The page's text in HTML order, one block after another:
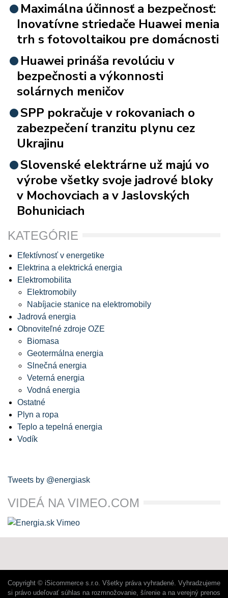
Maximálna účinnosť a bezpečnosť:
Inovatívne striedače Huawei menia
trh s fotovoltaikou pre domácnosti
Huawei prináša revolúciu v
bezpečnosti a výkonnosti
solárnych meničov
SPP pokračuje v rokovaniach o
zabezpečení tranzitu plynu cez
Ukrajinu
Slovenské elektrárne už majú vo
výrobe všetky svoje jadrové bloky
v Mochovciach a v Jaslovských
Bohuniciach
KATEGÓRIE
Efektívnosť v energetike
Elektrina a elektrická energia
Elektromobilita
Elektromobily
Nabíjacie stanice na elektromobily
Jadrová energia
Obnoviteľné zdroje OZE
Biomasa
Geotermálna energia
Slnečná energia
Veterná energia
Vodná energia
Ostatné
Plyn a ropa
Teplo a tepelná energia
Vodík
Tweets by @energiask
VIDEÁ NA VIMEO.COM
Copyright © iSicommerce s.r.o. Všetky práva vyhradené. Vyhradzujeme
si právo udeľovať súhlas na rozmnožovanie, šírenie a na verejný prenos